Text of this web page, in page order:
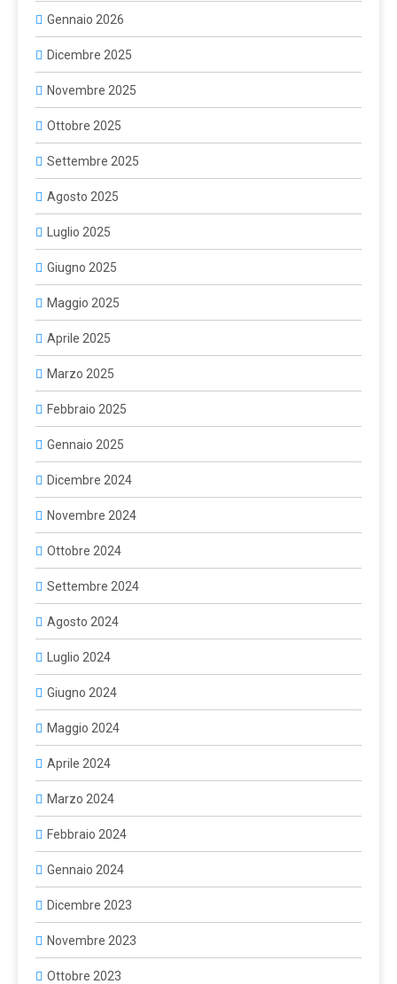
Gennaio 2026
Dicembre 2025
Novembre 2025
Ottobre 2025
Settembre 2025
Agosto 2025
Luglio 2025
Giugno 2025
Maggio 2025
Aprile 2025
Marzo 2025
Febbraio 2025
Gennaio 2025
Dicembre 2024
Novembre 2024
Ottobre 2024
Settembre 2024
Agosto 2024
Luglio 2024
Giugno 2024
Maggio 2024
Aprile 2024
Marzo 2024
Febbraio 2024
Gennaio 2024
Dicembre 2023
Novembre 2023
Ottobre 2023